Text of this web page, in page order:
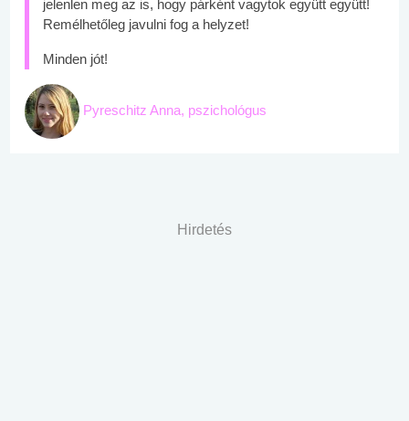
jelenlen meg az is, hogy párként vagytok együtt együtt!
Remélhetőleg javulni fog a helyzet!
Minden jót!
Pyreschitz Anna, pszichológus
Hirdetés